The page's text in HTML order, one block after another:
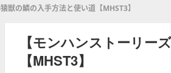
獣の鱗の入手方法と使い道【MHST3】
【モンハンストーリー
【MHST3】